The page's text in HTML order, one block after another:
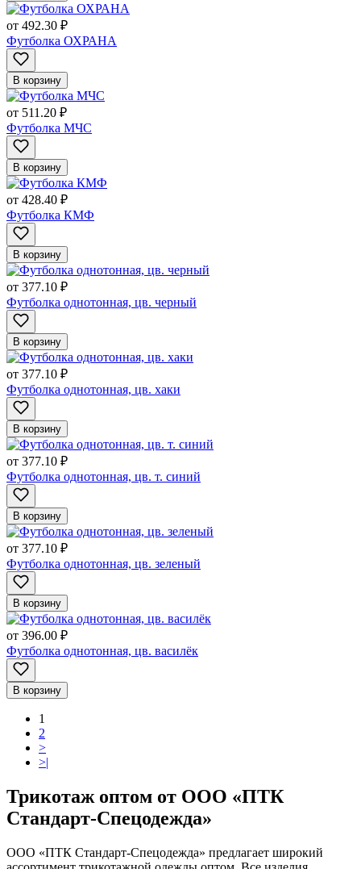
от 492.30 ₽
Футболка ОХРАНА
В корзину
от 511.20 ₽
Футболка МЧС
В корзину
от 428.40 ₽
Футболка КМФ
В корзину
от 377.10 ₽
Футболка однотонная, цв. черный
В корзину
от 377.10 ₽
Футболка однотонная, цв. хаки
В корзину
от 377.10 ₽
Футболка однотонная, цв. т. синий
В корзину
от 377.10 ₽
Футболка однотонная, цв. зеленый
В корзину
от 396.00 ₽
Футболка однотонная, цв. василёк
В корзину
1
2
>
>|
Трикотаж оптом от ООО «ПТК
Стандарт-Спецодежда»
ООО «ПТК Стандарт-Спецодежда» предлагает широкий